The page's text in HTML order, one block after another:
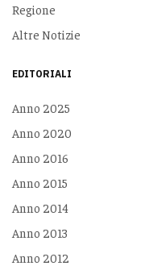
Regione
Altre Notizie
EDITORIALI
Anno 2025
Anno 2020
Anno 2016
Anno 2015
Anno 2014
Anno 2013
Anno 2012